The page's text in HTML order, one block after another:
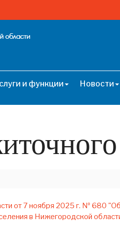
и функции Новости
от 7 ноября 2025 г. № 680
в Нижегородской